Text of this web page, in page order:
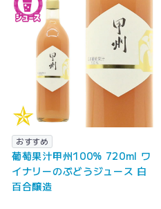
おすすめ
葡萄果汁甲州100% 720ml ワ
イナリーのぶどうジュース 白
百合醸造